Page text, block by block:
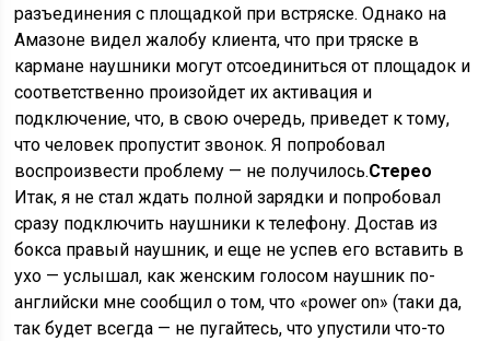
разъединения с площадкой при встряске. Однако на
Амазоне видел жалобу клиента, что при тряске в
кармане наушники могут отсоединиться от площадок и
соответственно произойдет их активация и
подключение, что, в свою очередь, приведет к тому,
что человек пропустит звонок. Я попробовал
воспроизвести проблему — не получилось.Стерео
Итак, я не стал ждать полной зарядки и попробовал
сразу подключить наушники к телефону. Достав из
бокса правый наушник, и еще не успев его вставить в
ухо — услышал, как женским голосом наушник по-
английски мне сообщил о том, что «power on» (таки да,
так будет всегда — не пугайтесь, что упустили что-то